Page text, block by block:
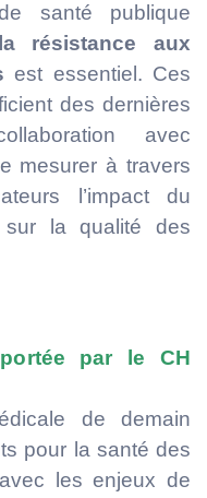
santé publique
résistance aux
est essentiel. Ces
des dernières
avec
mesurer à travers
l’impact du
sur la qualité des
par le CH
de demain
pour la santé des
les enjeux de